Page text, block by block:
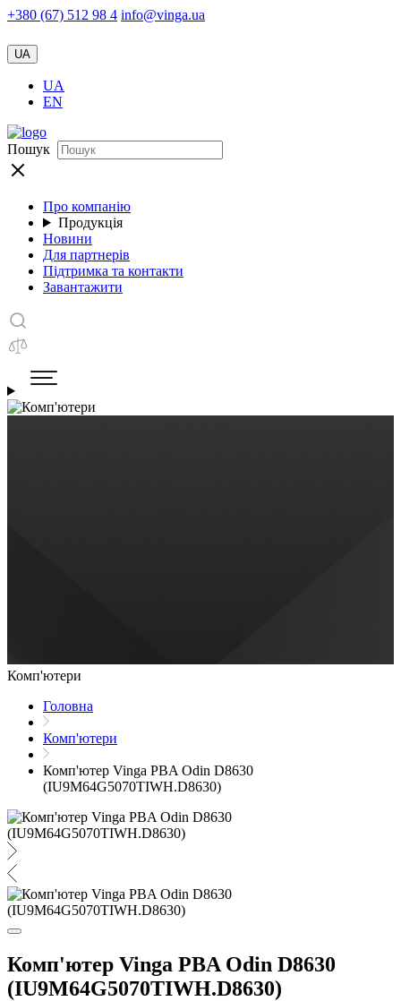
+380 (67) 512 98 4 info@vinga.ua
UA
UA
EN
Пошук
Про компанію
Продукція
Новини
Для партнерів
Підтримка та контакти
Завантажити
Комп'ютери
Головна
Комп'ютери
Комп'ютер Vinga PBA Odin D8630
(IU9M64G5070TIWH.D8630)
Комп'ютер Vinga PBA Odin D8630
(IU9M64G5070TIWH.D8630)